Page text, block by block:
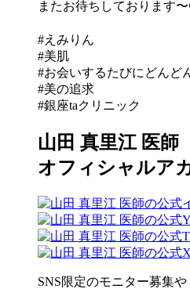
またお待ちしております
#えみりん
#美肌
#お会いするたびにどんど
#美の追求
#銀座taクリニック
山田 真里江 医師
オフィシャルア
SNS限定のモニター募集や